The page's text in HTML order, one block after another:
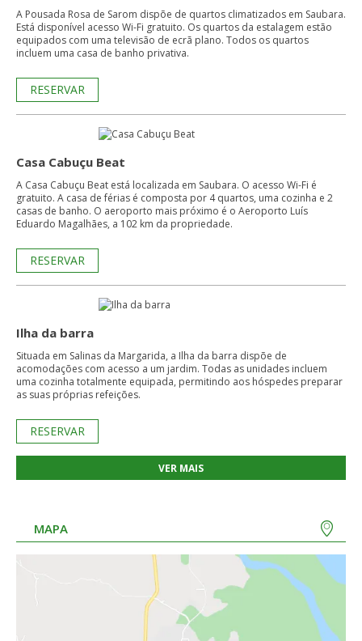
A Pousada Rosa de Sarom dispõe de quartos climatizados em Saubara.
Está disponível acesso Wi-Fi gratuito. Os quartos da estalagem estão
equipados com uma televisão de ecrã plano. Todos os quartos
incluem uma casa de banho privativa.
RESERVAR
Casa Cabuçu Beat
A Casa Cabuçu Beat está localizada em Saubara. O acesso Wi-Fi é
gratuito. A casa de férias é composta por 4 quartos, uma cozinha e 2
casas de banho. O aeroporto mais próximo é o Aeroporto Luís
Eduardo Magalhães, a 102 km da propriedade.
RESERVAR
Ilha da barra
Situada em Salinas da Margarida, a Ilha da barra dispõe de
acomodações com acesso a um jardim. Todas as unidades incluem
uma cozinha totalmente equipada, permitindo aos hóspedes preparar
as suas próprias refeições.
RESERVAR
VER MAIS
MAPA